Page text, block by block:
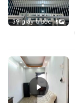
39 giây trước 5